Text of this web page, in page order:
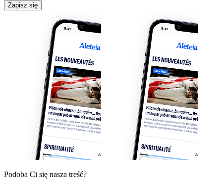
Zapisz się
Podoba Ci się nasza treść?